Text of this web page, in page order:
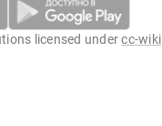
licensed undercc-wiki